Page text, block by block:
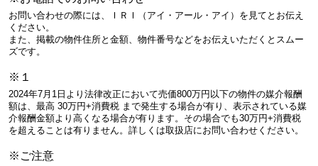
お問い合わせの際には、ＩＲＩ（アイ・アール・アイ）を見てとお伝え
ください。
また、掲載の物件住所と金額、物件番号などをお伝えいただくとスムー
ズです。
※１
2024年7月1日より法律改正において売価800万円以下の物件の媒介報酬
額は、最高 30万円+消費税 まで発生する場合が有り、表示されている媒
介報酬金額より高くなる場合が有ります。その場合でも30万円+消費税
を超えることは有りません。詳しくは取扱店にお問い合わせください。
※ご注意